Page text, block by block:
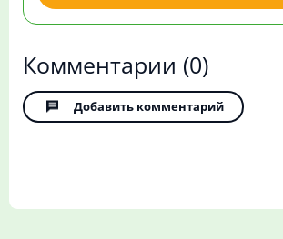
Комментарии (0)
Добавить комментарий